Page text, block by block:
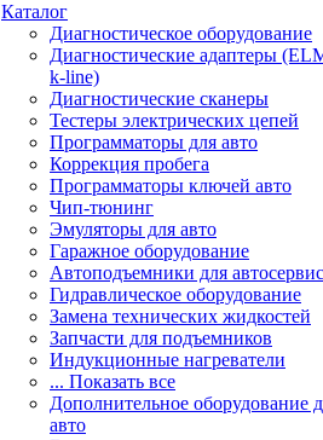
Каталог
Диагностическое оборудование
Диагностические адаптеры
k-line)
Диагностические сканеры
Тестеры электрических цепей
Программаторы для авто
Коррекция пробега
Программаторы ключей авто
Чип-тюнинг
Эмуляторы для авто
Гаражное оборудование
Автоподъемники для
Гидравлическое оборудование
Замена технических жидкостей
Запчасти для подъемников
Индукционные нагреватели
... Показать все
Дополнительное оборудование
авто